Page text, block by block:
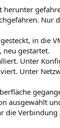
Nur
in die
neu gestartet.
Unter
Unter
ausgewählt
die